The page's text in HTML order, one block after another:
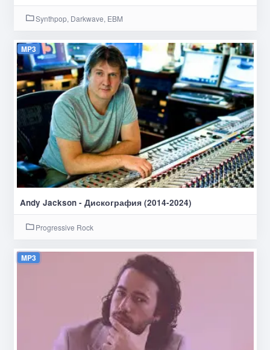
Synthpop, Darkwave, EBM
MP3
Andy Jackson - Дискография (2014-2024)
Progressive Rock
MP3